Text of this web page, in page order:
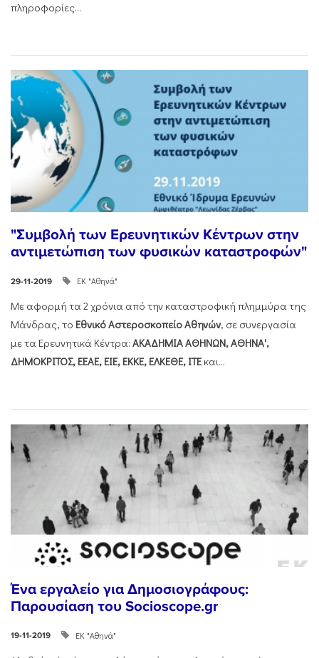
πληροφορίες...
"Συμβολή των Ερευνητικών Κέντρων στην
αντιμετώπιση των φυσικών καταστροφών"
29-11-2019 ΕΚ "Αθηνά"
Με αφορμή τα 2 χρόνια από την καταστροφική πλημμύρα της
Μάνδρας, τo Εθνικό Αστεροσκοπείο Αθηνών, σε συνεργασία
με τα Ερευνητικά Κέντρα: ΑΚΑΔΗΜΙΑ ΑΘΗΝΩΝ, ΑΘΗΝΑ',
ΔΗΜΟΚΡΙΤΟΣ, ΕΕΑΕ, ΕΙΕ, ΕΚΚΕ, ΕΛΚΕΘΕ, ΙΤΕκαι...
Ένα εργαλείο για Δημοσιογράφους:
Παρουσίαση του Socioscope.gr
19-11-2019 ΕΚ "Αθηνά"